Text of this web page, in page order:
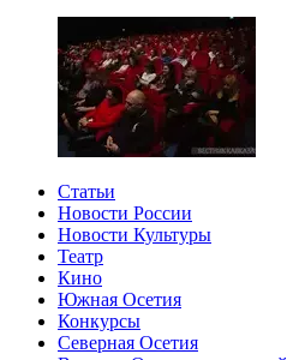
Статьи
Новости России
Новости Культуры
Театр
Кино
Южная Осетия
Конкурсы
Северная Осетия